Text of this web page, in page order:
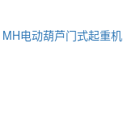
MH电动葫芦门式起重机